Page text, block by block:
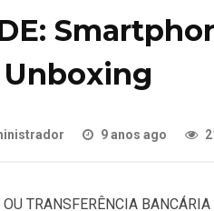
Unboxing
9 anos ago
TRANSFERÊNCIA BANCÁRIA